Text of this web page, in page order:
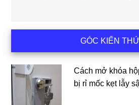
chính
GÓC KIẾN
Cách mở khóa
bị rỉ mốc kẹt lẫy